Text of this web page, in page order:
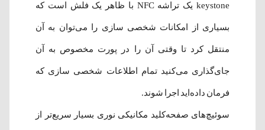
keystone یک تراشه NFC با ظاهر یک فلش است که
بسیاری از امکانات شخصی سازی را می‌توان به آن
منتقل کرد تا وقتی آن را در پورت مخصوص به آن
جای‌گذاری می‌کنید تمام اطلاعات شخصی سازی که
فرمان داد‌ه‌اید اجرا شوند.
سوئیچ‌های صفحه‌کلید مکانیکی نوری بسیار سریع‌تر از